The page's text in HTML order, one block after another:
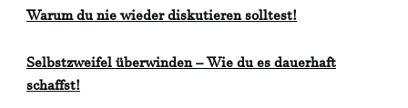
Warum du nie wieder diskutieren solltest!
Selbstzweifel überwinden – Wie du es dauerhaft
schaffst!